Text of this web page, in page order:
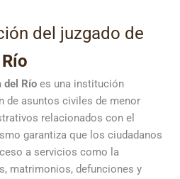
del juzgado de
del Río es una institución
de asuntos civiles de menor
relacionados con el
garantiza que los ciudadanos
a servicios como la
matrimonios, defunciones y